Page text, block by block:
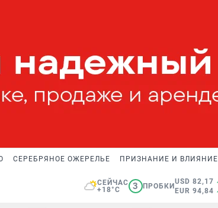
СЕРЕБРЯНОЕ ОЖЕРЕЛЬЕ ПРИЗНАНИЕ И ВЛИЯНИЕ
СЕЙЧАС
+18°C
3 ПРОБКИ
USD 82,17
EUR 94,84